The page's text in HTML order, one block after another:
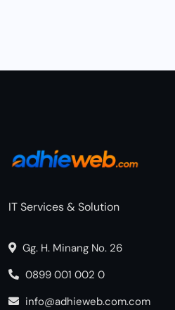
IT Services & Solution
Gg. H. Minang No. 26
0899 001 002 0
info@adhieweb.com.com